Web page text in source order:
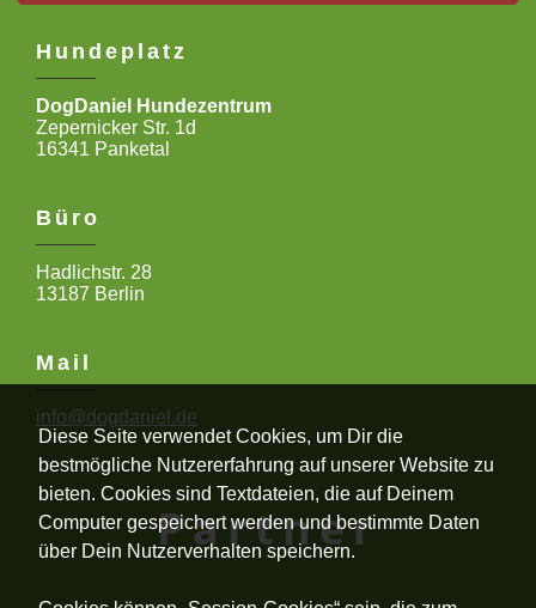
Diese Seite verwendet Cookies, um Dir die
bestmögliche Nutzererfahrung auf unserer Website zu
bieten. Cookies sind Textdateien, die auf Deinem
Computer gespeichert werden und bestimmte Daten
über Dein Nutzerverhalten speichern.
Hundeplatz
DogDaniel Hundezentrum
Zepernicker Str. 1d
16341 Panketal
Büro
Hadlichstr. 28
13187 Berlin
Mail
info@dogdaniel.de
Partner